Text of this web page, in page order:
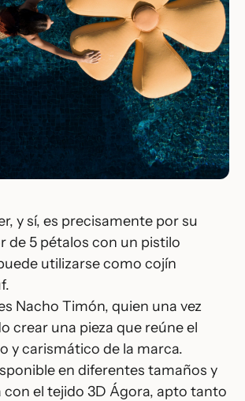
y sí, es precisamente por su
de 5 pétalos con un pistilo
utilizarse como cojín
Nacho Timón, quien una vez
crear una pieza que reúne el
y carismático de la marca.
en diferentes tamaños y
con el tejido 3D Ágora, apto tanto